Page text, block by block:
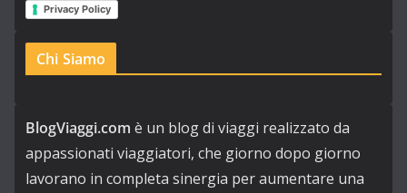
Privacy Policy
Chi Siamo
BlogViaggi.com è un blog di viaggi realizzato da
appassionati viaggiatori, che giorno dopo giorno
lavorano in completa sinergia per aumentare una